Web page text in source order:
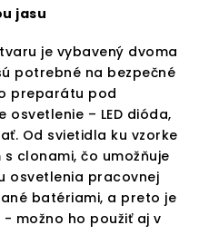
jasu
je vybavený dvoma
potrebné na bezpečné
preparátu pod
– LED dióda,
Od svietidla ku vzorke
clonami, čo umožňuje
osvetlenia pracovnej
batériami, a preto je
možno ho použiť aj v